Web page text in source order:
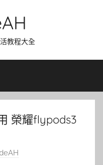
教程大全
榮耀flypods3